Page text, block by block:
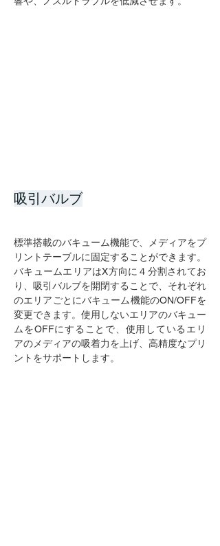
吸引バルブ
標準搭載のバキューム機能で、メディアをプ
リントテーブルに固定することができます。
バキュームエリアはX方向に４分割されてお
り、吸引バルブを開閉することで、それぞれ
のエリアごとにバキューム機能のON/OFFを
変更できます。使用しないエリアのバキュー
ムをOFFにすることで、使用しているエリ
アのメディアの吸着力を上げ、高精度なプリ
ントをサポートします。